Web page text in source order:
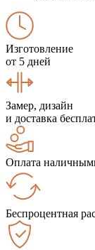
Изготовление
от 5 дней
Замер, дизайн
и доставка
Оплата
Беспроцентная